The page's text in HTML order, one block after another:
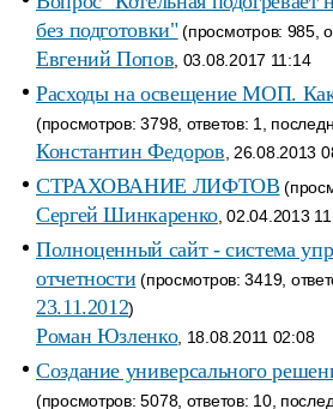
без подготовки" (просмотров: 985,
Евгений Попов , 03.08.2017 11:14
Расходы на освещение МОП.
(просмотров: 3798, ответов: 1,
Константин Федоров , 26.08.2013
СТРАХОВАНИЕ ЛИФТОВ
Сергей Шинкаренко, 02.04.2013
Полноценный сайт - система
отчетности (просмотров: 3419,
23.11.2012)
Роман Юзленко, 18.08.2011 02:08
Создание универсального
(просмотров: 5078, ответов: 10,